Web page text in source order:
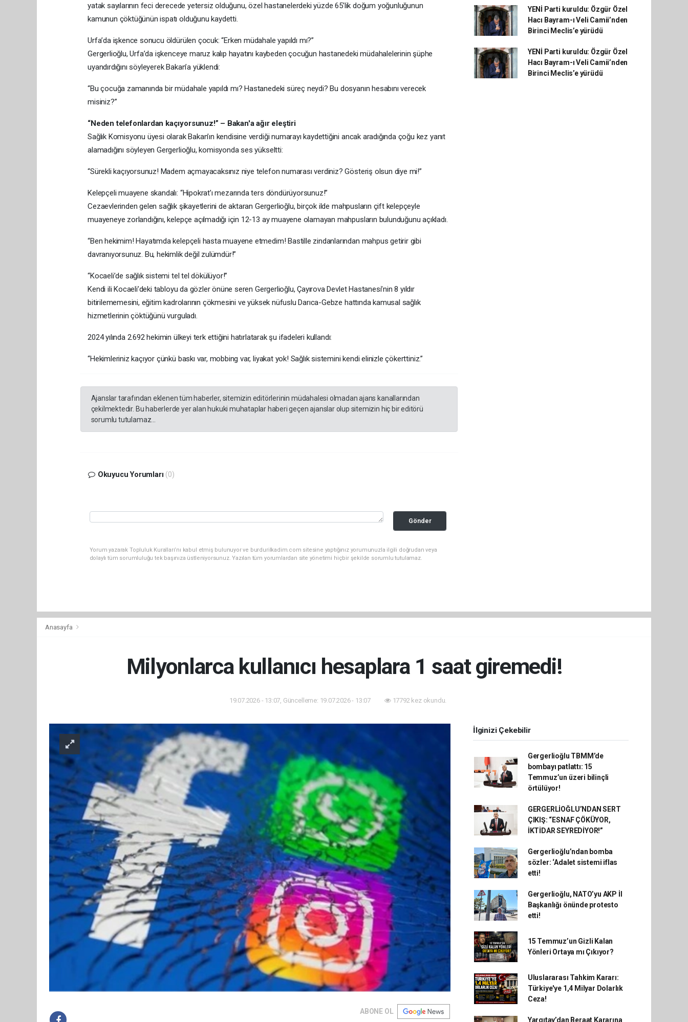
yatak sayılarının feci derecede yetersiz olduğunu, özel hastanelerdeki yüzde 65’lik doğum yoğunluğunun
kamunun çöktüğünün ispatı olduğunu kaydetti.
Urfa’da işkence sonucu öldürülen çocuk: “Erken müdahale yapıldı mı?”
Gergerlioğlu, Urfa’da işkenceye maruz kalıp hayatını kaybeden çocuğun hastanedeki müdahalelerinin şüphe
uyandırdığını söyleyerek Bakan’a yüklendi:
“Bu çocuğa zamanında bir müdahale yapıldı mı? Hastanedeki süreç neydi? Bu dosyanın hesabını verecek
misiniz?”
“Neden telefonlardan kaçıyorsunuz!” – Bakan'a ağır eleştiri
Sağlık Komisyonu üyesi olarak Bakan’ın kendisine verdiği numarayı kaydettiğini ancak aradığında çoğu kez yanıt
alamadığını söyleyen Gergerlioğlu, komisyonda ses yükseltti:
“Sürekli kaçıyorsunuz! Madem açmayacaksınız niye telefon numarası verdiniz? Gösteriş olsun diye mi!”
Kelepçeli muayene skandalı: “Hipokrat’ı mezarında ters döndürüyorsunuz!”
Cezaevlerinden gelen sağlık şikayetlerini de aktaran Gergerlioğlu, birçok ilde mahpusların çift kelepçeyle
muayeneye zorlandığını, kelepçe açılmadığı için 12-13 ay muayene olamayan mahpusların bulunduğunu açıkladı.
“Ben hekimim! Hayatımda kelepçeli hasta muayene etmedim! Bastille zindanlarından mahpus getirir gibi
davranıyorsunuz. Bu, hekimlik değil zulümdür!”
“Kocaeli’de sağlık sistemi tel tel dökülüyor!”
Kendi ili Kocaeli’deki tabloyu da gözler önüne seren Gergerlioğlu, Çayırova Devlet Hastanesi’nin 8 yıldır
bitirilememesini, eğitim kadrolarının çökmesini ve yüksek nüfuslu Darıca-Gebze hattında kamusal sağlık
hizmetlerinin çöktüğünü vurguladı.
2024 yılında 2.692 hekimin ülkeyi terk ettiğini hatırlatarak şu ifadeleri kullandı:
“Hekimleriniz kaçıyor çünkü baskı var, mobbing var, liyakat yok! Sağlık sistemini kendi elinizle çökerttiniz.”
Ajanslar tarafından eklenen tüm haberler, sitemizin editörlerinin müdahalesi olmadan ajans kanallarından
çekilmektedir. Bu haberlerde yer alan hukuki muhataplar haberi geçen ajanslar olup sitemizin hiç bir editörü
sorumlu tutulamaz...
Okuyucu Yorumları (0)
Gönder
Yorum yazarak Topluluk Kuralları’nı kabul etmiş bulunuyor ve burdurilkadim.com sitesine yaptığınız yorumunuzla ilgili doğrudan veya
dolaylı tüm sorumluluğu tek başınıza üstleniyorsunuz. Yazılan tüm yorumlardan site yönetimi hiçbir şekilde sorumlu tutulamaz.
YENİ Parti kuruldu: Özgür Özel
Hacı Bayram-ı Veli Camii’nden
Birinci Meclis’e yürüdü
YENİ Parti kuruldu: Özgür Özel
Hacı Bayram-ı Veli Camii’nden
Birinci Meclis’e yürüdü
Anasayfa
Milyonlarca kullanıcı hesaplara 1 saat giremedi!
19.07.2026 - 13:07, Güncelleme: 19.07.2026 - 13:07 17792 kez okundu.
ABONE OL
İlginizi Çekebilir
Gergerlioğlu TBMM’de
bombayı patlattı: 15
Temmuz’un üzeri bilinçli
örtülüyor!
GERGERLİOĞLU’NDAN SERT
ÇIKIŞ: “ESNAF ÇÖKÜYOR,
İKTİDAR SEYREDİYOR!”
Gergerlioğlu’ndan bomba
sözler: ‘Adalet sistemi iflas
etti!
Gergerlioğlu, NATO’yu AKP İl
Başkanlığı önünde protesto
etti!
15 Temmuz’un Gizli Kalan
Yönleri Ortaya mı Çıkıyor?
Uluslararası Tahkim Kararı:
Türkiye'ye 1,4 Milyar Dolarlık
Ceza!
Yargıtay’dan Beraat Kararına